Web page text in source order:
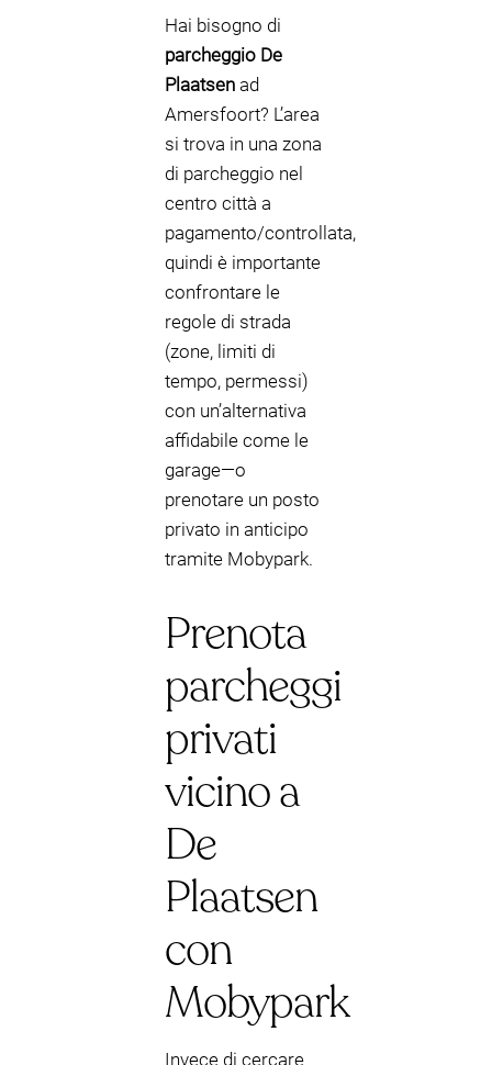
Hai bisogno di
parcheggio De
Plaatsen ad
Amersfoort? L’area
si trova in una zona
di parcheggio nel
centro città a
pagamento/controllata,
quindi è importante
confrontare le
regole di strada
(zone, limiti di
tempo, permessi)
con un’alternativa
affidabile come le
garage—o
prenotare un posto
privato in anticipo
tramite Mobypark.
Prenota
parcheggi
privati
vicino a
De
Plaatsen
con
Mobypark
Invece di cercare